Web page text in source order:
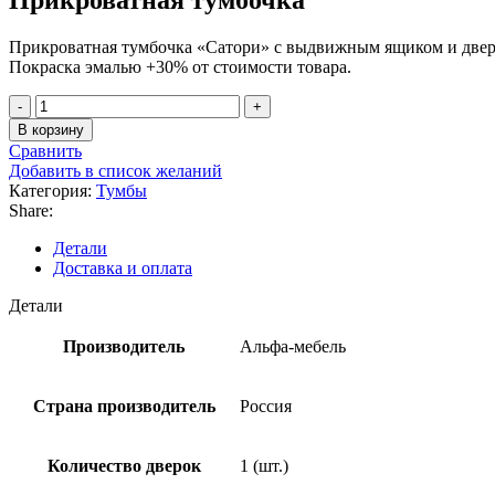
Прикроватная тумбочка «Сатори» с выдвижным ящиком и
Покраска эмалью +30% от стоимости товара.
В корзину
Сравнить
Добавить в список желаний
Категория: Тумбы
Share:
Детали
Доставка и оплата
Детали
Производитель Альфа-мебель
Страна производитель Россия
Количество дверок 1 (шт.)